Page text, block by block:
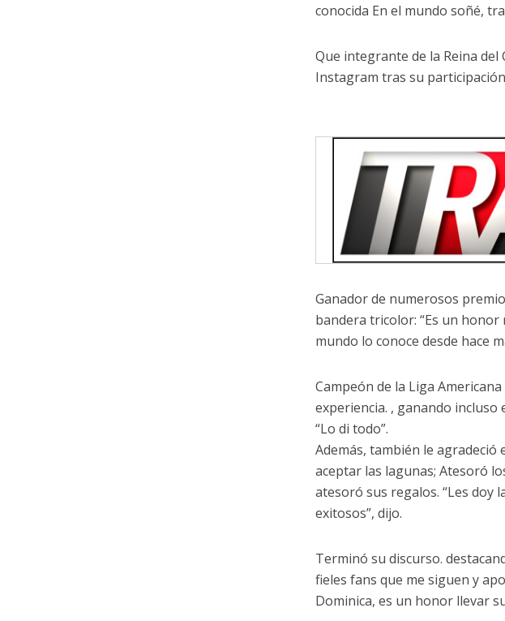
conocida En el mundo soñé,
Que integrante de la Reina
Instagram tras su
Ganador de numerosos
bandera tricolor: “Es un
mundo lo conoce desde hace
Campeón de la Liga
experiencia. , ganando incluso
“Lo di todo”.
Además, también le agradeció
aceptar las lagunas; Atesoró
atesoró sus regalos. “Les doy
exitosos”, dijo.
Terminó su discurso.
fieles fans que me siguen y
Dominica, es un honor llevar